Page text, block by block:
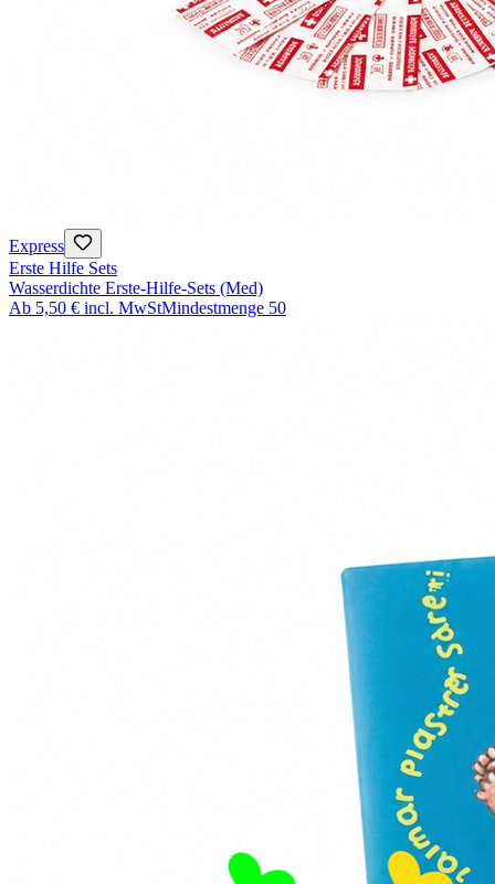
Express
Erste Hilfe Sets
Wasserdichte Erste-Hilfe-Sets (Med)
Ab 5,50 € incl. MwStMindestmenge 50